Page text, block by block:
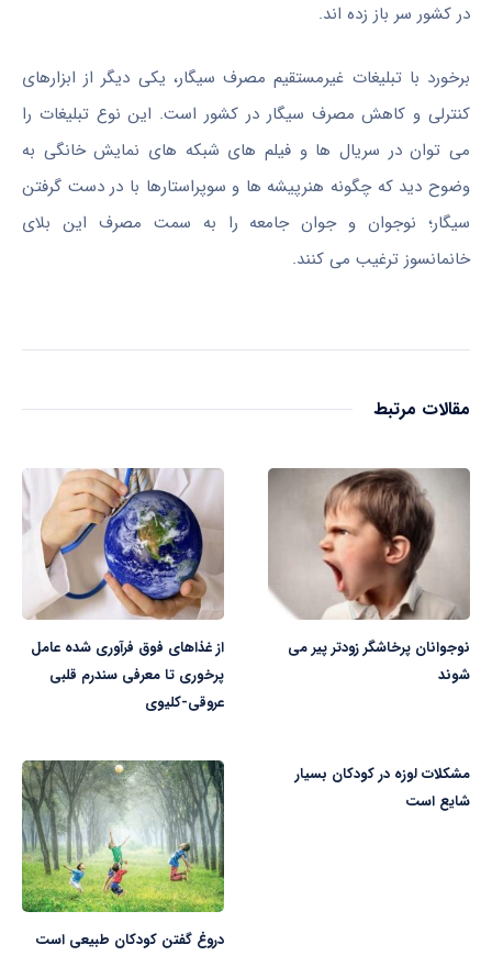
در کشور سر باز زده اند.
برخورد با تبلیغات غیرمستقیم مصرف سیگار، یکی دیگر از ابزارهای
کنترلی و کاهش مصرف سیگار در کشور است. این نوع تبلیغات را
می توان در سریال ها و فیلم های شبکه های نمایش خانگی به
وضوح دید که چگونه هنرپیشه ها و سوپراستارها با در دست گرفتن
سیگار؛ نوجوان و جوان جامعه را به سمت مصرف این بلای
خانمانسوز ترغیب می کنند.
مقالات مرتبط
نوجوانان پرخاشگر زودتر پیر می
شوند
از غذاهای فوق فرآوری شده عامل
پرخوری تا معرفی سندرم قلبی
عروقی-کلیوی
مشکلات لوزه در کودکان بسیار
شایع است
دروغ گفتن کودکان طبیعی است